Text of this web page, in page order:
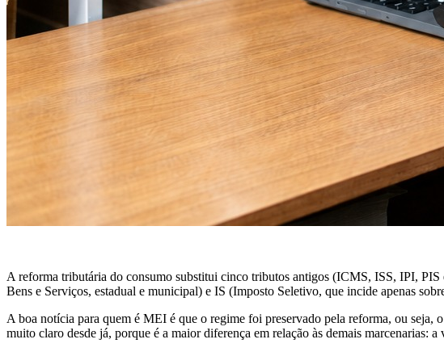
A reforma tributária do consumo substitui cinco tributos antigos (ICMS, ISS, IPI,
Bens e Serviços, estadual e municipal) e IS (Imposto Seletivo, que incide apenas
A boa notícia para quem é MEI é que o regime foi preservado pela reforma, ou
muito claro desde já, porque é a maior diferença em relação às demais marcenarias: